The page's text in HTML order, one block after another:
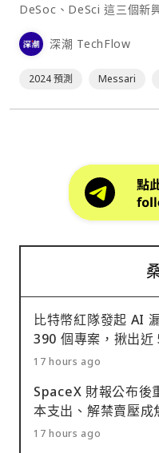
DeSoc、DeSci 這三個新
深潮 TechFlow
2024 預測 Messari
比特幣紅隊發起 AI
390 個專案，揪出近
17 hours ago
SpaceX 財報公布後
本支出、解禁賣壓成
17 hours ago